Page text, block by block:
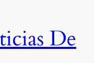
De